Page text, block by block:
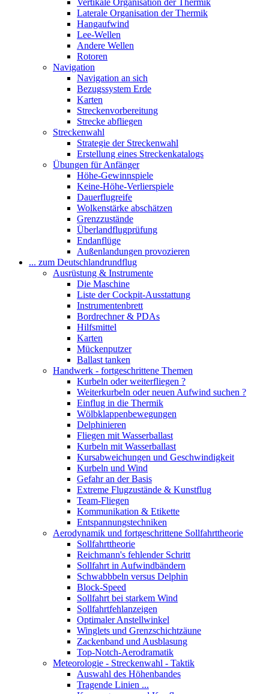
Vertikale Organisation der Thermik
Laterale Organisation der Thermik
Hangaufwind
Lee-Wellen
Andere Wellen
Rotoren
Navigation
Navigation an sich
Bezugssystem Erde
Karten
Streckenvorbereitung
Strecke abfliegen
Streckenwahl
Strategie der Streckenwahl
Erstellung eines Streckenkatalogs
Übungen für Anfänger
Höhe-Gewinnspiele
Keine-Höhe-Verlierspiele
Dauerflugreife
Wolkenstärke abschätzen
Grenzzustände
Überlandflugprüfung
Endanflüge
Außenlandungen provozieren
... zum Deutschlandrundflug
Ausrüstung & Instrumente
Die Maschine
Liste der Cockpit-Ausstattung
Instrumentenbrett
Bordrechner & PDAs
Hilfsmittel
Karten
Mückenputzer
Ballast tanken
Handwerk - fortgeschrittene Themen
Kurbeln oder weiterfliegen ?
Weiterkurbeln oder neuen Aufwind suchen ?
Einflug in die Thermik
Wölbklappenbewegungen
Delphinieren
Fliegen mit Wasserballast
Kurbeln mit Wasserballast
Kursabweichungen und Geschwindigkeit
Kurbeln und Wind
Gefahr an der Basis
Extreme Flugzustände & Kunstflug
Team-Fliegen
Kommunikation & Etikette
Entspannungstechniken
Aerodynamik und fortgeschrittene Sollfahrttheorie
Sollfahrttheorie
Reichmann's fehlender Schritt
Sollfahrt in Aufwindbändern
Schwabbbeln versus Delphin
Block-Speed
Sollfahrt bei starkem Wind
Sollfahrtfehlanzeigen
Optimaler Anstellwinkel
Winglets und Grenzschichtzäune
Zackenband und Ausblasung
Top-Notch-Aerodramatik
Meteorologie - Streckenwahl - Taktik
Auswahl des Höhenbandes
Tragende Linien ...